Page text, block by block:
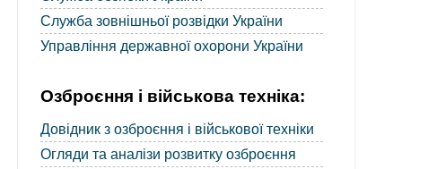
Служба зовнішньої розвідки України
Управління державної охорони України
Озброєння і військова техніка:
Довідник з озброєння і військової техніки
Огляди та аналізи розвитку озброєння